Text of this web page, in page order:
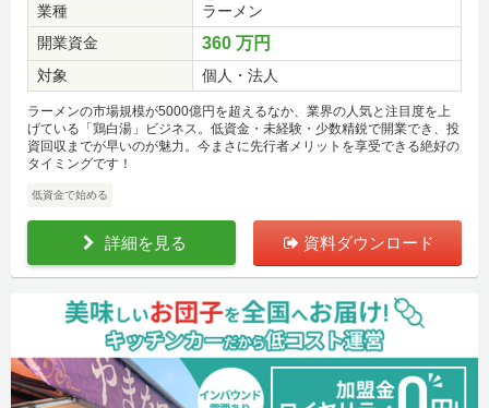
業種
ラーメン
開業資金
360 万円
対象 個人・法人
ラーメンの市場規模が5000億円を超えるなか、業界の人気と注目度を上
げている「鶏白湯」ビジネス。低資金・未経験・少数精鋭で開業でき、投
資回収までが早いのが魅力。今まさに先行者メリットを享受できる絶好の
タイミングです！
低資金で始める
詳細を見る 資料ダウンロード